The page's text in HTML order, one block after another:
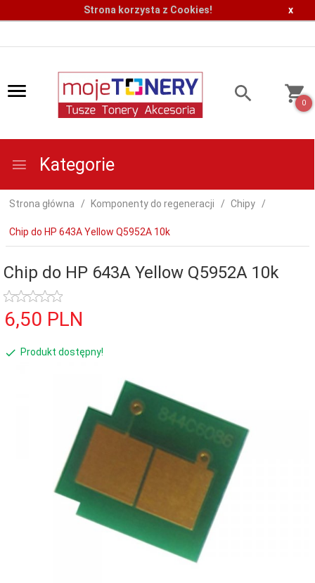
Strona korzysta z Cookies! x
0
Kategorie
Strona główna Komponenty do regeneracji Chipy
Chip do HP 643A Yellow Q5952A 10k
Chip do HP 643A Yellow Q5952A 10k
6,50 PLN
Produkt dostępny!